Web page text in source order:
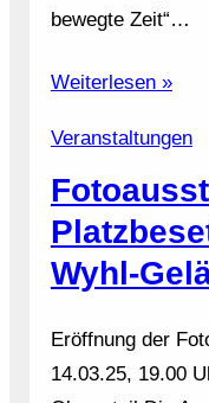
bewegte Zeit“…
Weiterlesen »
Veranstaltungen
Wyhl-
Eröffnung der
14.03.25, 19.00